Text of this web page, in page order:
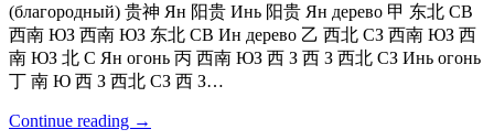
(благородный) 贵神 Ян 阳贵 Инь 阳贵 Ян дерево 甲 东北 СВ
西南 ЮЗ 西南 ЮЗ 东北 СВ Ин дерево 乙 西北 СЗ 西南 ЮЗ 西
南 ЮЗ 北 С Ян огонь 丙 西南 ЮЗ 西 З 西 З 西北 СЗ Инь огонь
丁 南 Ю 西 З 西北 СЗ 西 З…
Continue reading →